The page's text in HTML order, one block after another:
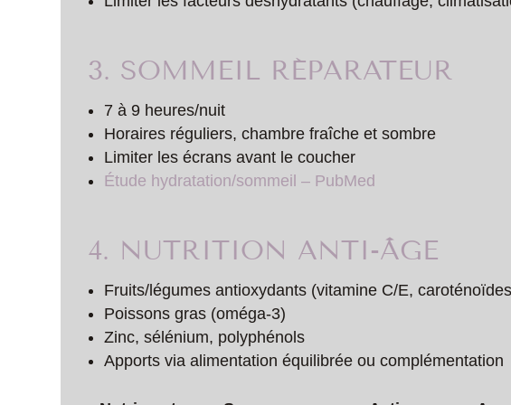
3. SOMMEIL RÉPARATEUR
7 à 9 heures/nuit
Horaires réguliers, chambre fraîche et sombre
Limiter les écrans avant le coucher
Étude hydratation/sommeil – PubMed
4. NUTRITION ANTI-ÂGE
Fruits/légumes antioxydants (vitamine C/E,
Poissons gras (oméga-3)
Zinc, sélénium, polyphénols
Apports via alimentation équilibrée ou complémentation